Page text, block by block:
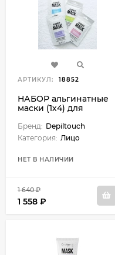
АРТИКУЛ: 18852
НАБОР альгинатные
маски (1х4) для
процедур
Бренд: Depiltouch
Категория: Лицо
НЕТ В НАЛИЧИИ
1 640 ₽
1 558 ₽